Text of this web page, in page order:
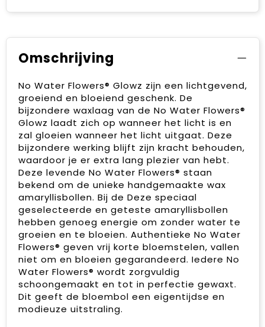
Omschrijving
No Water Flowers® Glowz zijn een lichtgevend,
groeiend en bloeiend geschenk. De
bijzondere waxlaag van de No Water Flowers®
Glowz laadt zich op wanneer het licht is en
zal gloeien wanneer het licht uitgaat. Deze
bijzondere werking blijft zijn kracht behouden,
waardoor je er extra lang plezier van hebt.
Deze levende No Water Flowers® staan
bekend om de unieke handgemaakte wax
amaryllisbollen. Bij de Deze speciaal
geselecteerde en geteste amaryllisbollen
hebben genoeg energie om zonder water te
groeien en te bloeien. Authentieke No Water
Flowers® geven vrij korte bloemstelen, vallen
niet om en bloeien gegarandeerd. Iedere No
Water Flowers® wordt zorgvuldig
schoongemaakt en tot in perfectie gewaxt.
Dit geeft de bloembol een eigentijdse en
modieuze uitstraling.